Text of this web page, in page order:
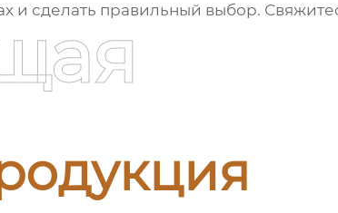
и сделать правильный выбор.